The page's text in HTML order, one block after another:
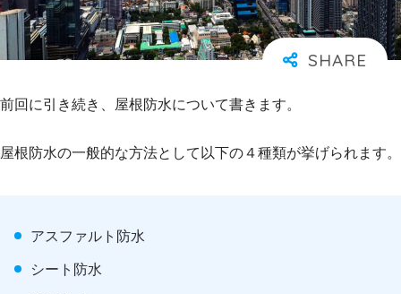
前回に引き続き、屋根防水について書きます。
屋根防水の一般的な方法として以下の４種類が挙げられます。
アスファルト防水
シート防水